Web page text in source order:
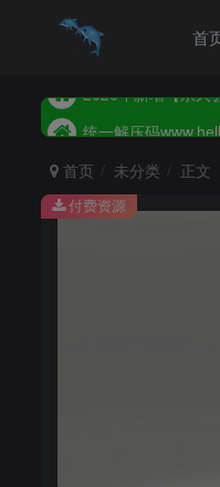
首
统一解压码
首页 未分类 正文
付费资源